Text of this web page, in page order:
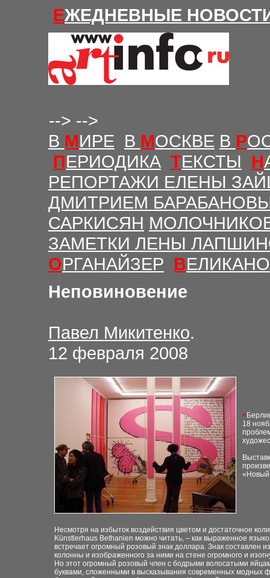
ЕЖЕДНЕВНЫЕ Н
--> -->
В МИРЕ В МОСКВЕ В Р
ПЕРИОДИКА ТЕКСТЫ Н
РЕПОРТАЖИ ЕЛЕНЫ
ДМИТРИЕМ
САРКИСЯН
ЗАМЕТКИ ЛЕНЫ
ОРГАНАЙЗЕР В
Неповиновение
Павел Микитенко.
12 февраля 2008
<
18
«Новый
Несмотря на избыток воздействия цветом и достаточное
Künstlerhaus Bethanien можно читать, – как выраженное
встречает огромный розовый знак доллара. Знак составлен
колонны и изображенного за ними на стене огромного и
Но этот огромный розовый член с бодрыми волосатыми
буквами, сложенными в высказывания современных